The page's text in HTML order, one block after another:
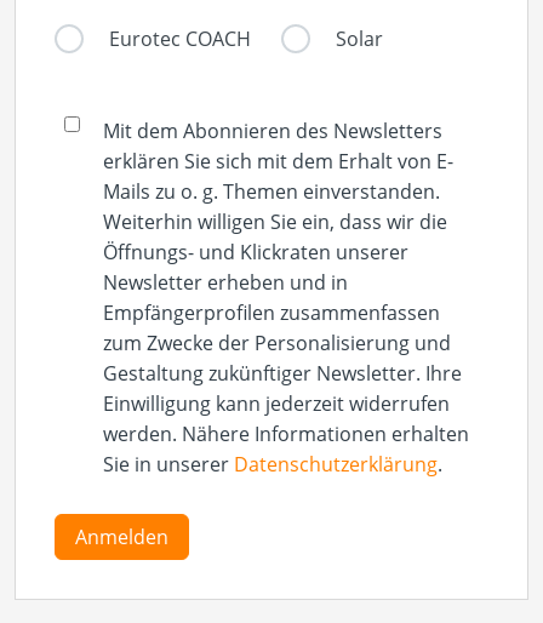
Eurotec COACH Solar
Mit dem Abonnieren des Newsletters
erklären Sie sich mit dem Erhalt von E-
Mails zu o. g. Themen einverstanden.
Weiterhin willigen Sie ein, dass wir die
Öffnungs- und Klickraten unserer
Newsletter erheben und in
Empfängerprofilen zusammenfassen
zum Zwecke der Personalisierung und
Gestaltung zukünftiger Newsletter. Ihre
Einwilligung kann jederzeit widerrufen
werden. Nähere Informationen erhalten
Sie in unserer Datenschutzerklärung.